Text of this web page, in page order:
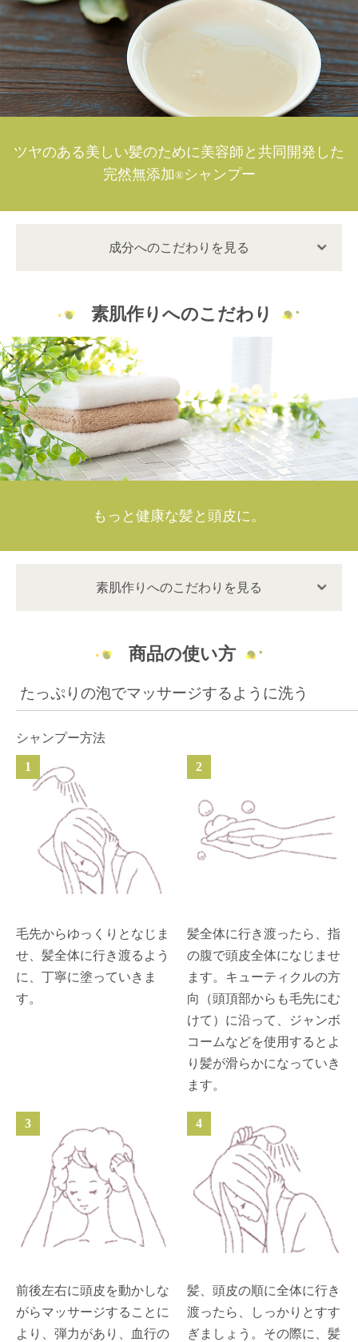
ツヤのある美しい髪のために美容師と共同開発した
完然無添加® シャンプー
成分へのこだわりを見る
素肌作りへのこだわり
もっと健康な髪と頭皮に。
素肌作りへのこだわりを見る
商品の使い方
たっぷりの泡でマッサージするように洗う
シャンプー方法
1
毛先からゆっくりとなじま
せ、髪全体に行き渡るよう
に、丁寧に塗っていきま
す。
2
髪全体に行き渡ったら、指
の腹で頭皮全体になじませ
ます。キューティクルの方
向（頭頂部からも毛先にむ
けて）に沿って、ジャンボ
コームなどを使用するとよ
り髪が滑らかになっていき
ます。
3
前後左右に頭皮を動かしな
がらマッサージすることに
より、弾力があり、血行の
4
髪、頭皮の順に全体に行き
渡ったら、しっかりとすす
ぎましょう。その際に、髪